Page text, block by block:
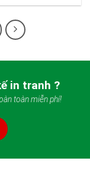
in tranh ?
toàn miễn phí!